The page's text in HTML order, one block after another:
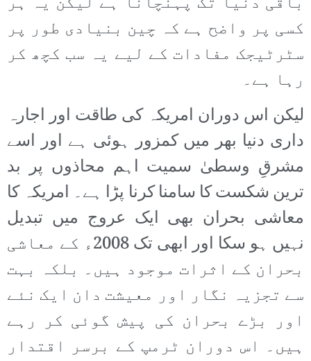
کسی پر واضح ہے کہ چین بنیادی طور پر
سٹرٹیجک مفادات کے لیے یہ سب کچھ کر
رہا ہے۔
لیکن اس دوران امریکہ کی طاقت اور اجارہ
داری دنیا بھر میں کمزور ہوئی ہے اور اسے
مشرقِ وسطیٰ سمیت اہم محاذوں پر بد
ترین شکست کا سامنا کرنا پڑا ہے۔ امریکہ کا
معاشی بحران بھی ایک عروج میں تبدیل
نہیں ہو سکا اور ابھی تک 2008ء کے معاشی
بحران کے اثرات موجود ہیں۔ بلکہ بہت
سے تجزیہ نگار اور معیشت دان ایک نئے
اور بڑے بحران کی پیش گوئی کر رہے
ہیں۔ اس دوران ٹرمپ کے برسر اقتدار